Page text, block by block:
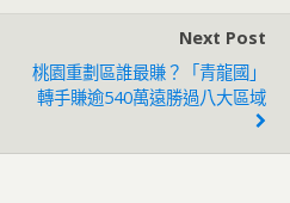
Next Post
桃園重劃區誰最賺？「青龍國」
轉手賺逾540萬遠勝過八大區域